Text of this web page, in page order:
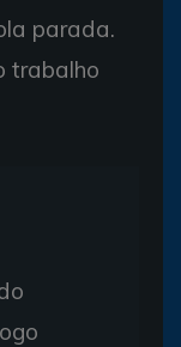
parada.
trabalho